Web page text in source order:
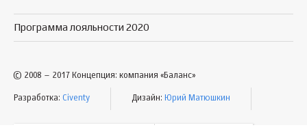
Программа лояльности 2020
© 2008 – 2017 Концепция: компания «Баланс»
Разработка: Civenty Дизайн: Юрий Матюшкин